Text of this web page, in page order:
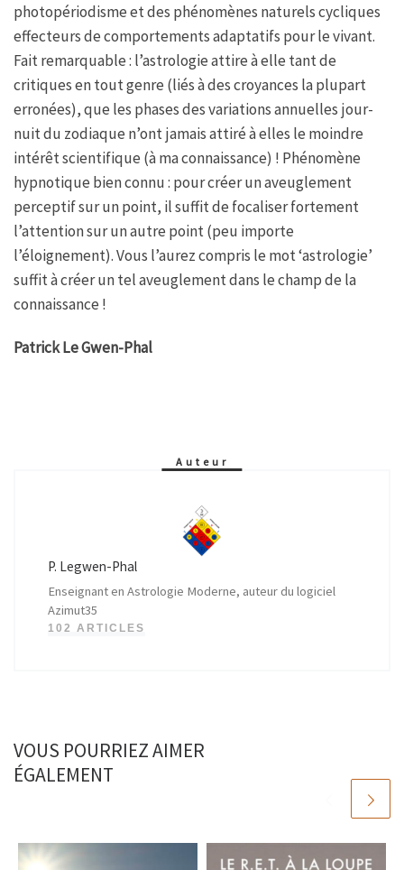
photopériodisme et des phénomènes naturels cycliques
effecteurs de comportements adaptatifs pour le vivant.
Fait remarquable : l’astrologie attire à elle tant de
critiques en tout genre (liés à des croyances la plupart
erronées), que les phases des variations annuelles jour-
nuit du zodiaque n’ont jamais attiré à elles le moindre
intérêt scientifique (à ma connaissance) ! Phénomène
hypnotique bien connu : pour créer un aveuglement
perceptif sur un point, il suffit de focaliser fortement
l’attention sur un autre point (peu importe
l’éloignement). Vous l’aurez compris le mot ‘astrologie’
suffit à créer un tel aveuglement dans le champ de la
connaissance !
Patrick Le Gwen-Phal
Auteur
P. Legwen-Phal
Enseignant en Astrologie Moderne, auteur du logiciel
Azimut35
102 ARTICLES
VOUS POURRIEZ AIMER
ÉGALEMENT